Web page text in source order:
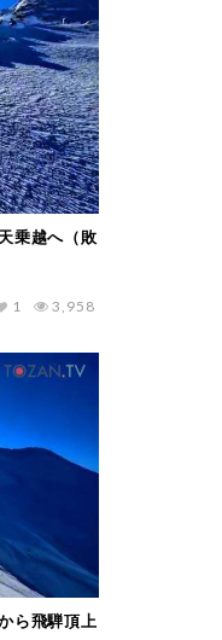
乗越へ（敗
3,958
1
ら飛騨頂上